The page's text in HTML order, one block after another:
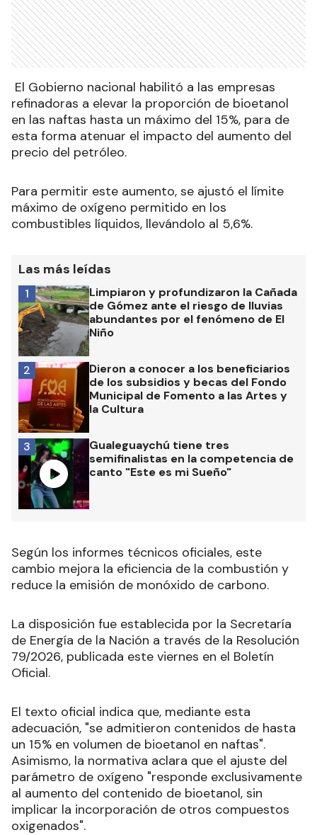
El Gobierno nacional habilitó a las empresas
refinadoras a elevar la proporción de bioetanol
en las naftas hasta un máximo del 15%, para de
esta forma atenuar el impacto del aumento del
precio del petróleo.
Para permitir este aumento, se ajustó el límite
máximo de oxígeno permitido en los
combustibles líquidos, llevándolo al 5,6%.
Las más leídas
Limpiaron y profundizaron la Cañada
de Gómez ante el riesgo de lluvias
abundantes por el fenómeno de El
Niño
1
Dieron a conocer a los beneficiarios
de los subsidios y becas del Fondo
Municipal de Fomento a las Artes y
la Cultura
2
Gualeguaychú tiene tres
semifinalistas en la competencia de
canto "Este es mi Sueño"
3
Según los informes técnicos oficiales, este
cambio mejora la eficiencia de la combustión y
reduce la emisión de monóxido de carbono.
La disposición fue establecida por la Secretaría
de Energía de la Nación a través de la Resolución
79/2026, publicada este viernes en el Boletín
Oficial.
El texto oficial indica que, mediante esta
adecuación, "se admitieron contenidos de hasta
un 15% en volumen de bioetanol en naftas".
Asimismo, la normativa aclara que el ajuste del
parámetro de oxígeno "responde exclusivamente
al aumento del contenido de bioetanol, sin
implicar la incorporación de otros compuestos
oxigenados".